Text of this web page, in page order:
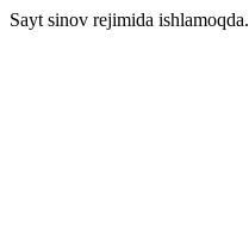
Sayt sinov rejimida ishlamoqda.